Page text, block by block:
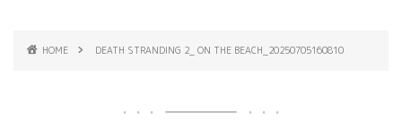
HOME DEATH STRANDING 2_ ON THE BEACH_20250705160810